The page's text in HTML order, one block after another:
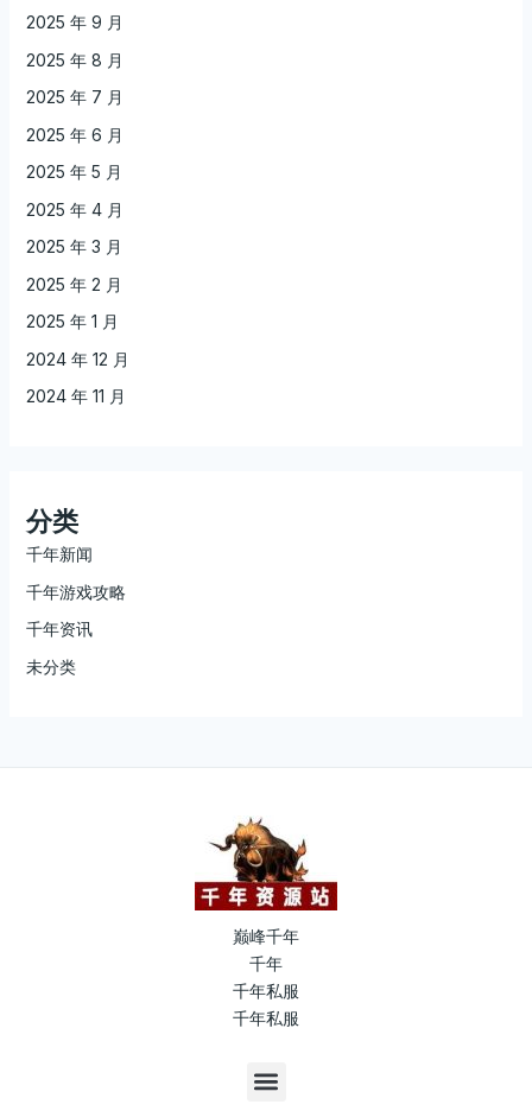
2025 年 9 月
2025 年 8 月
2025 年 7 月
2025 年 6 月
2025 年 5 月
2025 年 4 月
2025 年 3 月
2025 年 2 月
2025 年 1 月
2024 年 12 月
2024 年 11 月
分类
千年新闻
千年游戏攻略
千年资讯
未分类
巅峰千年
千年
千年私服
千年私服
M
e